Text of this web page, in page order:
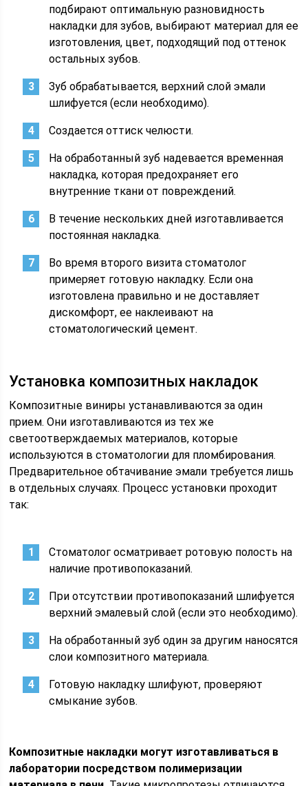
подбирают оптимальную разновидность
накладки для зубов, выбирают материал для ее
изготовления, цвет, подходящий под оттенок
остальных зубов.
Зуб обрабатывается, верхний слой эмали
шлифуется (если необходимо).
Создается оттиск челюсти.
На обработанный зуб надевается временная
накладка, которая предохраняет его
внутренние ткани от повреждений.
В течение нескольких дней изготавливается
постоянная накладка.
Во время второго визита стоматолог
примеряет готовую накладку. Если она
изготовлена правильно и не доставляет
дискомфорт, ее наклеивают на
стоматологический цемент.
Установка композитных накладок
Композитные виниры устанавливаются за один
прием. Они изготавливаются из тех же
светоотверждаемых материалов, которые
используются в стоматологии для пломбирования.
Предварительное обтачивание эмали требуется лишь
в отдельных случаях. Процесс установки проходит
так:
Стоматолог осматривает ротовую полость на
наличие противопоказаний.
При отсутствии противопоказаний шлифуется
верхний эмалевый слой (если это необходимо).
На обработанный зуб один за другим наносятся
слои композитного материала.
Готовую накладку шлифуют, проверяют
смыкание зубов.
Композитные накладки могут изготавливаться в
лаборатории посредством полимеризации